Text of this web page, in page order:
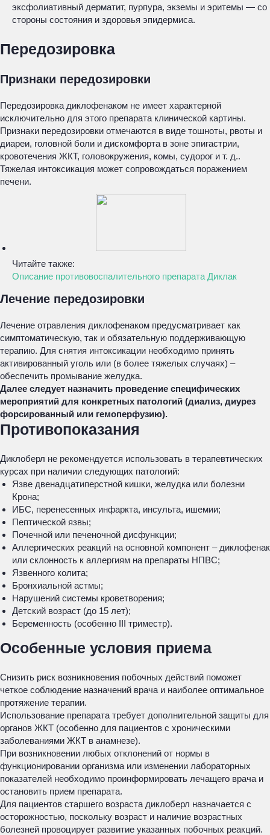
эксфолиативный дерматит, пурпура, экземы и эритемы — со
стороны состояния и здоровья эпидермиса.
Передозировка
Признаки передозировки
Передозировка диклофенаком не имеет характерной
исключительно для этого препарата клинической картины.
Признаки передозировки отмечаются в виде тошноты, рвоты и
диареи, головной боли и дискомфорта в зоне эпигастрии,
кровотечения ЖКТ, головокружения, комы, судорог и т. д..
Тяжелая интоксикация может сопровождаться поражением
печени.
Читайте также:
Описание противовоспалительного препарата Диклак
Лечение передозировки
Лечение отравления диклофенаком предусматривает как
симптоматическую, так и обязательную поддерживающую
терапию. Для снятия интоксикации необходимо принять
активированный уголь или (в более тяжелых случаях) –
обеспечить промывание желудка.
Далее следует назначить проведение специфических
мероприятий для конкретных патологий (диализ, диурез
форсированный или гемоперфузию).
Противопоказания
Диклоберл не рекомендуется использовать в терапевтических
курсах при наличии следующих патологий:
Язве двенадцатиперстной кишки, желудка или болезни
Крона;
ИБС, перенесенных инфаркта, инсульта, ишемии;
Пептической язвы;
Почечной или печеночной дисфункции;
Аллергических реакций на основной компонент – диклофенак
или склонность к аллергиям на препараты НПВС;
Язвенного колита;
Бронхиальной астмы;
Нарушений системы кроветворения;
Детский возраст (до 15 лет);
Беременность (особенно III триместр).
Особенные условия приема
Снизить риск возникновения побочных действий поможет
четкое соблюдение назначений врача и наиболее оптимальное
протяжение терапии.
Использование препарата требует дополнительной защиты для
органов ЖКТ (особенно для пациентов с хроническими
заболеваниями ЖКТ в анамнезе).
При возникновении любых отклонений от нормы в
функционировании организма или изменении лабораторных
показателей необходимо проинформировать лечащего врача и
остановить прием препарата.
Для пациентов старшего возраста диклоберл назначается с
осторожностью, поскольку возраст и наличие возрастных
болезней провоцирует развитие указанных побочных реакций.